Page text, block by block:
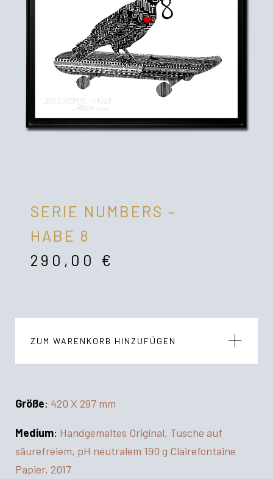
SERIE NUMBERS –
HABE 8
290,00 €
ZUM WARENKORB HINZUFÜGEN
Größe: 420 X 297 mm
Medium: Handgemaltes Original, Tusche auf
säurefreiem, pH neutralem 190 g Clairefontaine
Papier, 2017